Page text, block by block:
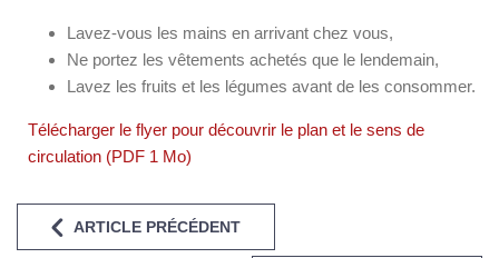
Lavez-vous les mains en arrivant chez vous,
Ne portez les vêtements achetés que le lendemain,
Lavez les fruits et les légumes avant de les consommer.
Télécharger le flyer pour découvrir le plan et le sens de
circulation (PDF 1 Mo)
ARTICLE PRÉCÉDENT